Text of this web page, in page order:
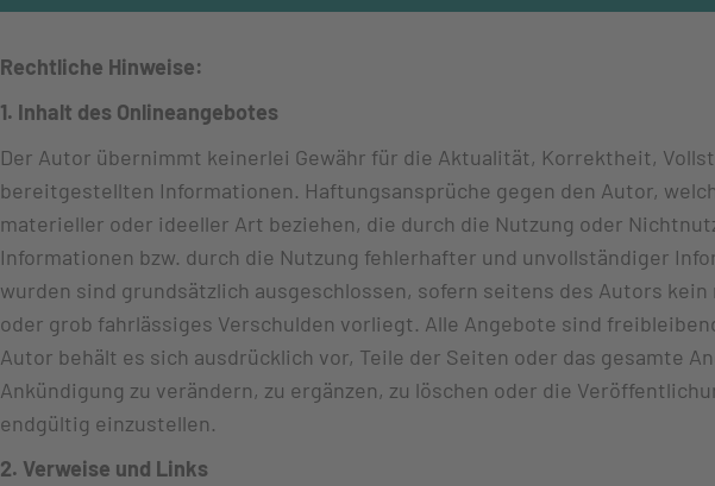
Rechtliche Hinweise:
1. Inhalt des Onlineangebotes
Der Autor übernimmt keinerlei Gewähr für die Aktualität, Korrektheit,
bereitgestellten Informationen. Haftungsansprüche gegen den Autor,
materieller oder ideeller Art beziehen, die durch die Nutzung oder
Informationen bzw. durch die Nutzung fehlerhafter und unvollständiger
wurden sind grundsätzlich ausgeschlossen, sofern seitens des Autors
oder grob fahrlässiges Verschulden vorliegt. Alle Angebote sind
Autor behält es sich ausdrücklich vor, Teile der Seiten oder das gesamte
Ankündigung zu verändern, zu ergänzen, zu löschen oder die
endgültig einzustellen.
2. Verweise und Links